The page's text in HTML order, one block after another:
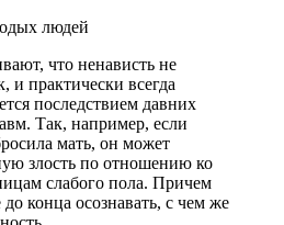
что ненависть не
и практически всегда
последствием давних
Так, например, если
мать, он может
злость по отношению ко
слабого пола. Причем
до конца осознавать, с чем же